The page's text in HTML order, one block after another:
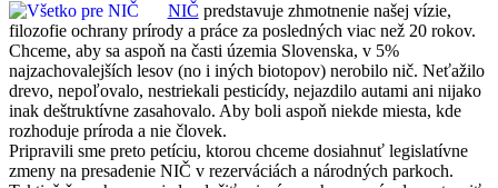
NIČ predstavuje zhmotnenie našej vízie,
filozofie ochrany prírody a práce za posledných viac než 20 rokov.
Chceme, aby sa aspoň na časti územia Slovenska, v 5%
najzachovalejších lesov (no i iných biotopov) nerobilo nič. Neťažilo
drevo, nepoľovalo, nestriekali pesticídy, nejazdilo autami ani nijako
inak deštruktívne zasahovalo. Aby boli aspoň niekde miesta, kde
rozhoduje príroda a nie človek.
Pripravili sme preto petíciu, ktorou chceme dosiahnuť legislatívne
zmeny na presadenie NIČ v rezerváciách a národných parkoch.